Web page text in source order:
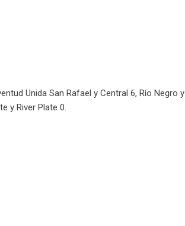
Unida San Rafael y Central 6, Río Negro y
y River Plate 0.